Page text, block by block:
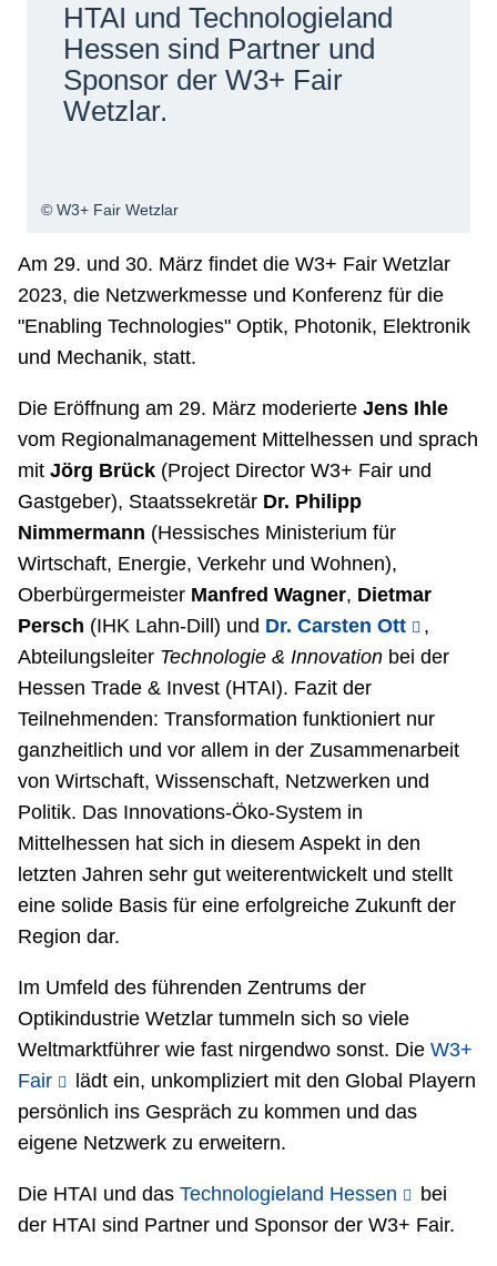
HTAI und Technologieland
Hessen sind Partner und
Sponsor der W3+ Fair
Wetzlar.
© W3+ Fair Wetzlar
Am 29. und 30. März findet die W3+ Fair Wetzlar
2023, die Netzwerkmesse und Konferenz für die
"Enabling Technologies" Optik, Photonik, Elektronik
und Mechanik, statt.
Die Eröffnung am 29. März moderierte Jens Ihle
vom Regionalmanagement Mittelhessen und sprach
mit Jörg Brück(Project Director W3+ Fair und
Gastgeber), Staatssekretär Dr. Philipp
Nimmermann (Hessisches Ministerium für
Wirtschaft, Energie, Verkehr und Wohnen),
Oberbürgermeister Manfred Wagner, Dietmar
Persch (IHK Lahn-Dill) und Dr. Carsten Ott
,
Abteilungsleiter Technologie & Innovationbei der
Hessen Trade & Invest (HTAI). Fazit der
Teilnehmenden: Transformation funktioniert nur
ganzheitlich und vor allem in der Zusammenarbeit
von Wirtschaft, Wissenschaft, Netzwerken und
Politik. Das Innovations-Öko-System in
Mittelhessen hat sich in diesem Aspekt in den
letzten Jahren sehr gut weiterentwickelt und stellt
eine solide Basis für eine erfolgreiche Zukunft der
Region dar.
Im Umfeld des führenden Zentrums der
Optikindustrie Wetzlar tummeln sich so viele
Weltmarktführer wie fast nirgendwo sonst. Die W3+
Fair
lädt ein, unkompliziert mit den Global Playern
persönlich ins Gespräch zu kommen und das
eigene Netzwerk zu erweitern.
Die HTAI und das Technologieland Hessen
bei
der HTAI sind Partner und Sponsor der W3+ Fair.